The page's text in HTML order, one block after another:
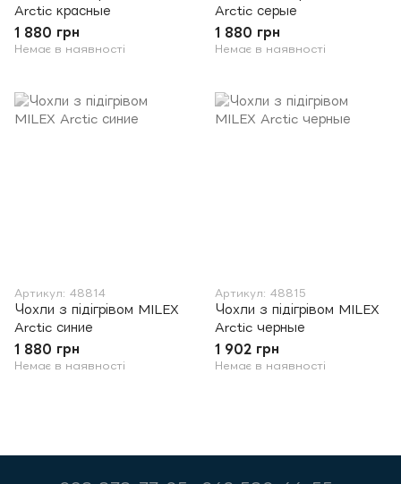
Arctic красные
1 880 грн
Немає в наявності
Arctic серые
1 880 грн
Немає в наявності
Артикул: 48814
Чохли з підігрівом MILEX
Arctic синие
1 880 грн
Немає в наявності
Артикул: 48815
Чохли з підігрівом MILEX
Arctic черные
1 902 грн
Немає в наявності